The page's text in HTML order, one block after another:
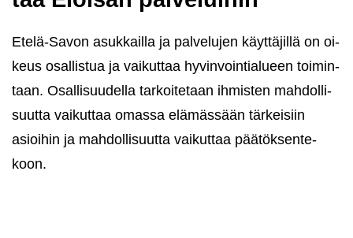
Etelä-​Savon asuk­kail­la ja pal­ve­lu­jen käyt­tä­jil­lä on oi­
keus osal­lis­tua ja vai­kut­taa hy­vin­voin­tia­lu­een toi­min­
taan. Osal­li­suu­del­la tar­koi­te­taan ih­mis­ten mah­dol­li­
suut­ta vai­kut­taa omas­sa elä­mäs­sään tär­kei­siin
asioi­hin ja mah­dol­li­suut­ta vai­kut­taa pää­tök­sen­te­
koon.